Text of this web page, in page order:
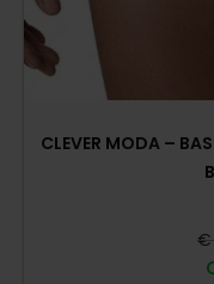
CLEVER MODA –
€